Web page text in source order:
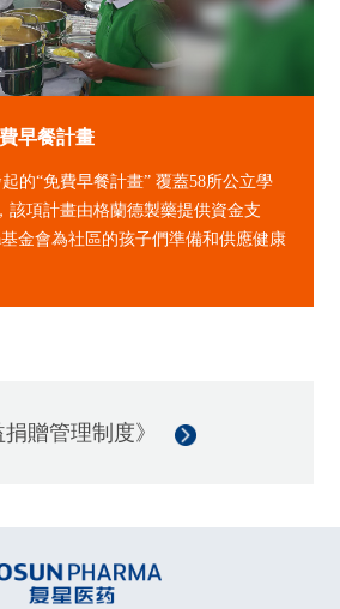
早餐計畫
的“免費早餐計畫” 覆蓋58所公立學
該項計畫由格蘭德製藥提供資金支
基金會為社區的孩子們準備和供應健康
贈管理制度》